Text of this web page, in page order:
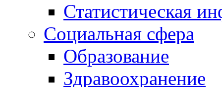
Статистическая
Социальная сфера
Образование
Здравоохранение